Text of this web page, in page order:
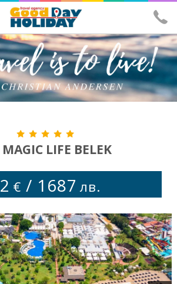
LIFE BELEK
€ / 1687 лв.